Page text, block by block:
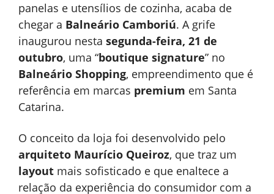
panelas e utensílios de cozinha, acaba de
chegar a Balneário Camboriú. A grife
inaugurou nesta segunda-feira, 21 de
outubro, uma “boutique signature” no
Balneário Shopping, empreendimento que é
referência em marcas premium em Santa
Catarina.
O conceito da loja foi desenvolvido pelo
arquiteto Maurício Queiroz, que traz um
layout mais sofisticado e que enaltece a
relação da experiência do consumidor com a